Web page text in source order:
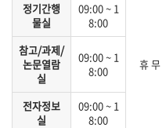
휴 무
정기간행
물실
09:00 ~ 1
8:00
참고/과제/
논문열람
실
09:00 ~ 1
8:00
전자정보
실
09:00 ~ 1
8:00